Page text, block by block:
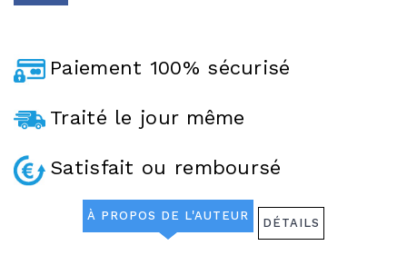
Paiement 100% sécurisé
Traité le jour même
Satisfait ou remboursé
À PROPOS DE L'AUTEUR DÉTAILS